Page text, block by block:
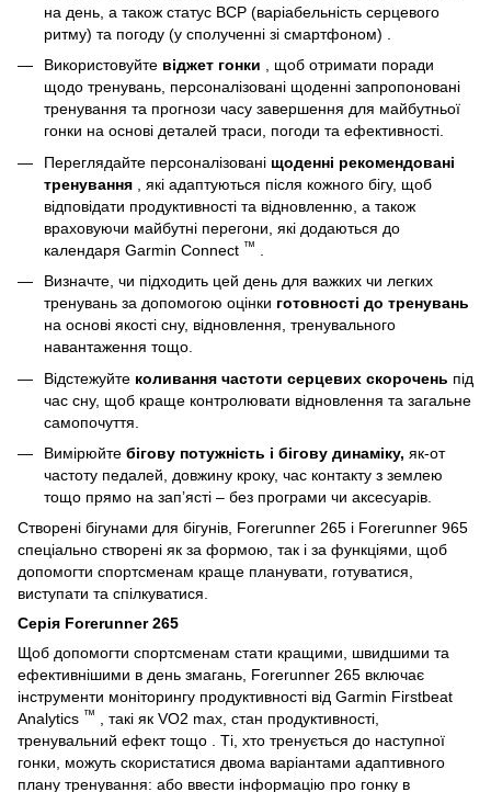
на день, а також статус ВСР (варіабельність серцевого
ритму) та погоду (у сполученні зі смартфоном)
Використовуйте віджет гонки , щоб отримати поради
щодо тренувань, персоналізовані щоденні запропоновані
тренування та прогнози часу завершення для майбутньої
гонки на основі деталей траси, погоди та ефективності.
Переглядайте персоналізовані щоденні рекомендовані
тренування , які адаптуються після кожного бігу, щоб
відповідати продуктивності та відновленню, а також
враховуючи майбутні перегони, які додаються до
календаря Garmin Connect ™
Визначте, чи підходить цей день для важких чи легких
тренувань за допомогою оцінки готовності до тренувань
на основі якості сну, відновлення, тренувального
навантаження тощо.
Відстежуйте коливання частоти серцевих скорочень під
час сну, щоб краще контролювати відновлення та загальне
самопочуття.
Вимірюйте бігову потужність і бігову динаміку, як-от
частоту педалей, довжину кроку, час контакту з землею
тощо прямо на зап’ясті – без програми чи аксесуарів.
Створені бігунами для бігунів, Forerunner 265 і Forerunner 965
спеціально створені як за формою, так і за функціями, щоб
допомогти спортсменам краще планувати, готуватися,
виступати та спілкуватися.
Серія Forerunner 265
Щоб допомогти спортсменам стати кращими, швидшими та
ефективнішими в день змагань, Forerunner 265 включає
інструменти моніторингу продуктивності від Garmin Firstbeat
Analytics ™ , такі як VO2 max, стан продуктивності,
тренувальний ефект тощо . Ті, хто тренується до наступної
гонки, можуть скористатися двома варіантами адаптивного
плану тренування: або ввести інформацію про гонку в